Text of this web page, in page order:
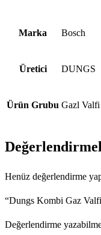
Marka Bosch
Üretici DUNGS
Ürün Grubu Gazl Valfi
Henüz değerlendirme
“Dungs Kombi Gaz
Değerlendirme